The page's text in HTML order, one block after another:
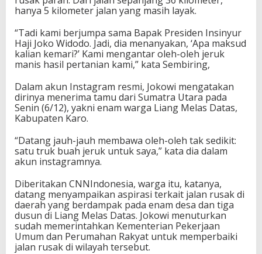
hanya 5 kilometer jalan yang masih layak.
“Tadi kami berjumpa sama Bapak Presiden Insinyur
Haji Joko Widodo. Jadi, dia menanyakan, ‘Apa maksud
kalian kemari?’ Kami mengantar oleh-oleh jeruk
manis hasil pertanian kami,” kata Sembiring,
Dalam akun Instagram resmi, Jokowi mengatakan
dirinya menerima tamu dari Sumatra Utara pada
Senin (6/12), yakni enam warga Liang Melas Datas,
Kabupaten Karo.
“Datang jauh-jauh membawa oleh-oleh tak sedikit:
satu truk buah jeruk untuk saya,” kata dia dalam
akun instagramnya.
Diberitakan CNNIndonesia, warga itu, katanya,
datang menyampaikan aspirasi terkait jalan rusak di
daerah yang berdampak pada enam desa dan tiga
dusun di Liang Melas Datas. Jokowi menuturkan
sudah memerintahkan Kementerian Pekerjaan
Umum dan Perumahan Rakyat untuk memperbaiki
jalan rusak di wilayah tersebut.